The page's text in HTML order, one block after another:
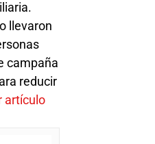
llevaron
campaña
reducir
artículo